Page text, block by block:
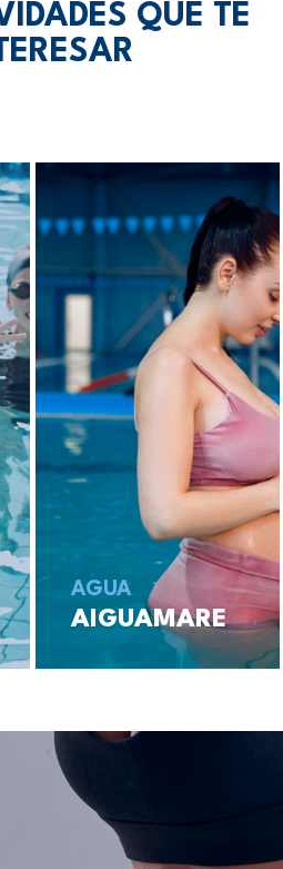
QUE TE
AGUA
AIGUAMARE